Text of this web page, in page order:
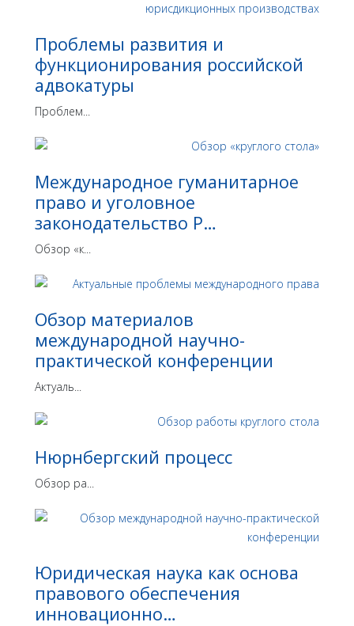
Проблемы развития и
функционирования российской
адвокатуры
Проблем...
Международное гуманитарное
право и уголовное
законодательство Р…
Обзор «к...
Обзор материалов
международной научно-
практической конференции
Актуаль...
Нюрнбергский процесс
Обзор ра...
Юридическая наука как основа
правового обеспечения
инновационно…